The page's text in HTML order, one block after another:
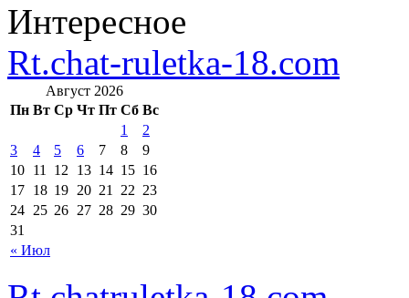
Интересное
Rt.chat-ruletka-18.com
Август 2026
Пн Вт Ср Чт Пт Сб Вс
« Июл
1
2
3
4 5 6 7 8
9
10 11 12 13 14 15 16
17 18 19 20 21 22 23
24 25 26 27 28 29 30
31